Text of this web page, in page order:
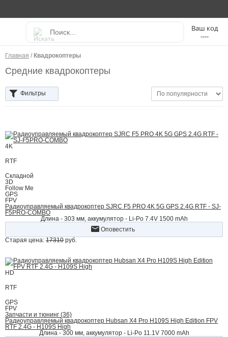
----
Главная / Квадрокоптеры
Средние квадрокоптеры
Фильтры
4K
RTF
Складной
3D
Follow Me
GPS
FPV
Радиоуправляемый квадрокоптер SJRC F5 PRO 4K 5G GPS 2.4G RTF - SJ-
F5PRO-COMBO
Длина - 303 мм, аккумулятор - Li-Po 7.4V 1500 mAh
Оповестить
Старая цена: 17310 руб.
HD
RTF
GPS
FPV
Запчасти и тюнинг (36)
Радиоуправляемый квадрокоптер Hubsan X4 Pro H109S High Edition FPV
RTF 2.4G - H109S High
Длина - 300 мм, аккумулятор - Li-Po 11.1V 7000 mAh